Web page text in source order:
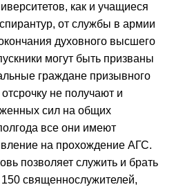
как и учащиеся
от службы в армии
духовного высшего
могут быть призваны
граждане призывного
не получают и
сил на общих
все они имеют
на прохождение АГС.
позволяет служить и брать
священнослужителей,